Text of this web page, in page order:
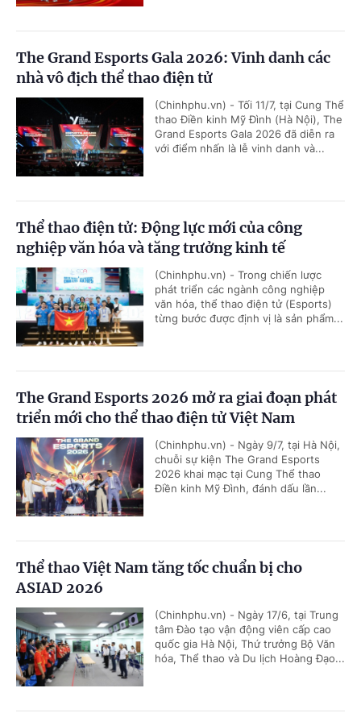
The Grand Esports Gala 2026: Vinh danh các
nhà vô địch thể thao điện tử
(Chinhphu.vn) - Tối 11/7, tại Cung Thể
thao Điền kinh Mỹ Đình (Hà Nội), The
Grand Esports Gala 2026 đã diễn ra
với điểm nhấn là lễ vinh danh và...
Thể thao điện tử: Động lực mới của công
nghiệp văn hóa và tăng trưởng kinh tế
(Chinhphu.vn) - Trong chiến lược
phát triển các ngành công nghiệp
văn hóa, thể thao điện tử (Esports)
từng bước được định vị là sản phẩm...
The Grand Esports 2026 mở ra giai đoạn phát
triển mới cho thể thao điện tử Việt Nam
(Chinhphu.vn) - Ngày 9/7, tại Hà Nội,
chuỗi sự kiện The Grand Esports
2026 khai mạc tại Cung Thể thao
Điền kinh Mỹ Đình, đánh dấu lần...
Thể thao Việt Nam tăng tốc chuẩn bị cho
ASIAD 2026
(Chinhphu.vn) - Ngày 17/6, tại Trung
tâm Đào tạo vận động viên cấp cao
quốc gia Hà Nội, Thứ trưởng Bộ Văn
hóa, Thể thao và Du lịch Hoàng Đạo...